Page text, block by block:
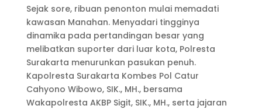
Sejak sore, ribuan penonton mulai memadati
kawasan Manahan. Menyadari tingginya
dinamika pada pertandingan besar yang
melibatkan suporter dari luar kota, Polresta
Surakarta menurunkan pasukan penuh.
Kapolresta Surakarta Kombes Pol Catur
Cahyono Wibowo, SIK., MH., bersama
Wakapolresta AKBP Sigit, SIK., MH., serta jajaran